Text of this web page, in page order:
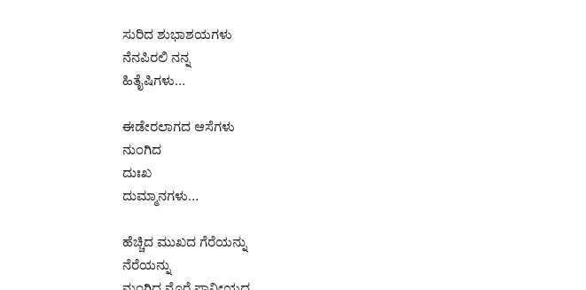
ಸುರಿದ ಶುಭಾಶಯಗಳು
ನೆನಪಿರಲಿ ನನ್ನ
ಹಿತೈಷಿಗಳು…
ಈಡೇರಲಾಗದ ಆಸೆಗಳು
ನುಂಗಿದ
ದುಃಖ
ದುಮ್ಮಾನಗಳು…
ಹೆಚ್ಚಿದ ಮುಖದ ಗೆರೆಯನ್ನು
ನೆರೆಯನ್ನು